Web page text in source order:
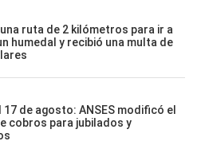
ruta de 2 kilómetros para ir a
humedal y recibió una multa de
17 de agosto: ANSES modificó el
cobros para jubilados y